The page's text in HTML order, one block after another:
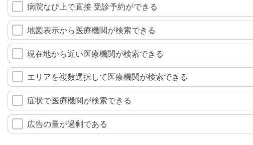
病院なび上で直接 受診予約ができる
地図表示から医療機関が検索できる
現在地から近い医療機関が検索できる
エリアを複数選択して医療機関が検索できる
症状で医療機関が検索できる
広告の量が過剰である